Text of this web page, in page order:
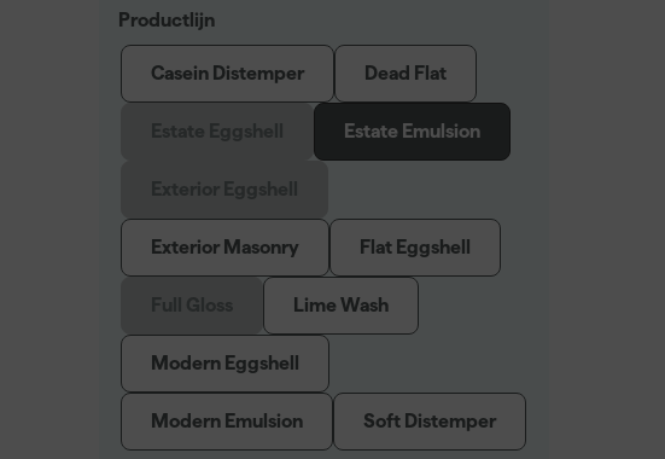
Productlijn
Casein Distemper Dead Flat
Estate Emulsion
Exterior Masonry Flat Eggshell
Lime Wash
Modern Eggshell
Modern Emulsion Soft Distemper